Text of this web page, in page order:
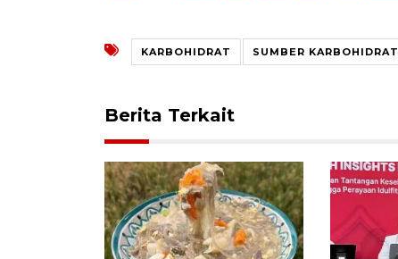
KARBOHIDRAT SUMBER KARBOHIDRAT
Berita Terkait